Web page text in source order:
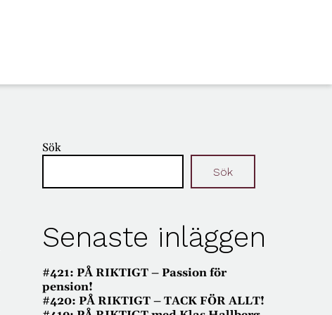
Sök
Sök
Senaste inläggen
#421: PÅ RIKTIGT – Passion för
pension!
#420: PÅ RIKTIGT – TACK FÖR ALLT!